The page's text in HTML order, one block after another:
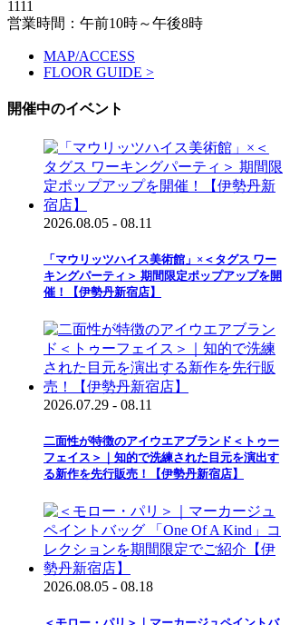
1111
営業時間：午前10時～午後8時
MAP/ACCESS
FLOOR GUIDE >
開催中のイベント
2026.08.05 - 08.11
「マウリッツハイス美術館」×＜タグス ワー
キングパーティ＞ 期間限定ポップアップを開
催！【伊勢丹新宿店】
2026.07.29 - 08.11
二面性が特徴のアイウエアブランド＜トゥー
フェイス＞｜知的で洗練された目元を演出す
る新作を先行販売！【伊勢丹新宿店】
2026.08.05 - 08.18